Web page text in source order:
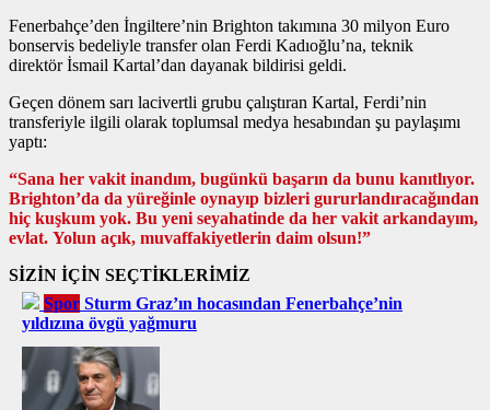
Fenerbahçe’den İngiltere’nin Brighton takımına 30 milyon Euro
bonservis bedeliyle transfer olan Ferdi Kadıoğlu’na, teknik
direktör İsmail Kartal’dan dayanak bildirisi geldi.
Geçen dönem sarı lacivertli grubu çalıştıran Kartal, Ferdi’nin
transferiyle ilgili olarak toplumsal medya hesabından şu paylaşımı
yaptı:
“Sana her vakit inandım, bugünkü başarın da bunu kanıtlıyor.
Brighton’da da yüreğinle oynayıp bizleri gururlandıracağından
hiç kuşkum yok. Bu yeni seyahatinde da her vakit arkandayım,
evlat. Yolun açık, muvaffakiyetlerin daim olsun!”
SİZİN İÇİN SEÇTİKLERİMİZ
Spor Sturm Graz’ın hocasından Fenerbahçe’nin
yıldızına övgü yağmuru